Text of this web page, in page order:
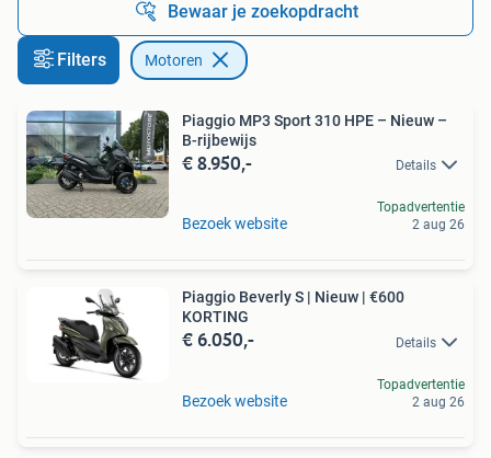
Bewaar je zoekopdracht
Filters Motoren
Piaggio MP3 Sport 310 HPE – Nieuw –
B-rijbewijs
€ 8.950,- Details
Bezoek website
Topadvertentie
2 aug 26
Piaggio Beverly S | Nieuw | €600
KORTING
€ 6.050,- Details
Bezoek website
Topadvertentie
2 aug 26